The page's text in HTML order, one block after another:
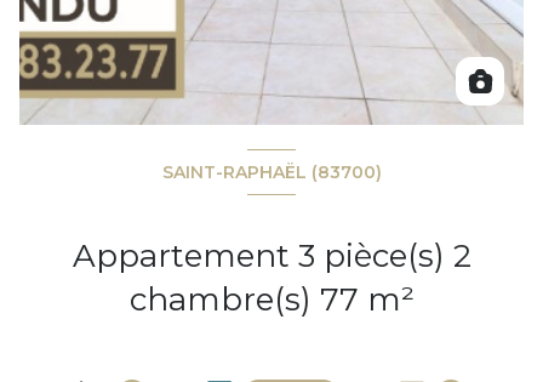
SAINT-RAPHAËL (83700)
Appartement 3 pièce(s) 2
chambre(s) 77 m²